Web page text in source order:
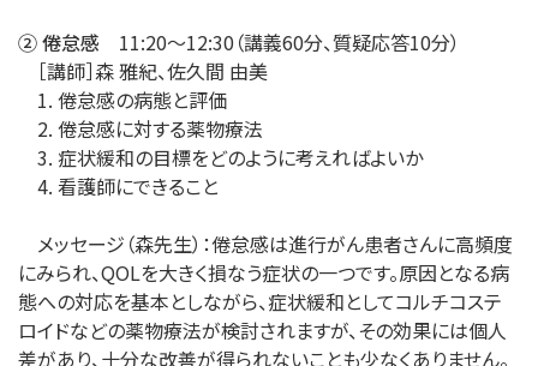
② 倦怠感 11:20～12:30（講義60分、質疑応答10分）
［講師］森 雅紀、佐久間 由美
1. 倦怠感の病態と評価
2. 倦怠感に対する薬物療法
3. 症状緩和の目標をどのように考えればよいか
4. 看護師にできること
メッセージ（森先生）：倦怠感は進行がん患者さんに高頻度
にみられ、QOLを大きく損なう症状の一つです。原因となる病
態への対応を基本としながら、症状緩和としてコルチコステ
ロイドなどの薬物療法が検討されますが、その効果には個人
差があり、十分な改善が得られないことも少なくありません。